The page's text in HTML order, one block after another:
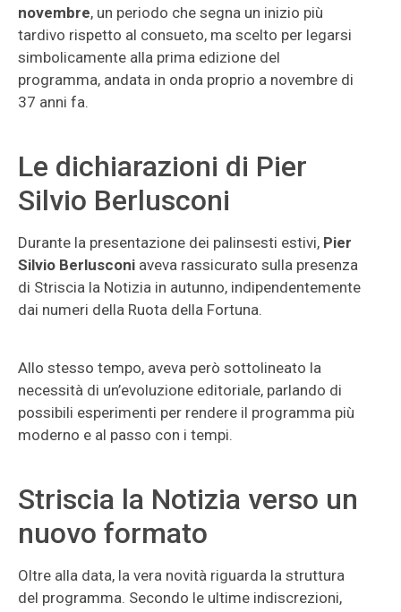
novembre, un periodo che segna un inizio più
tardivo rispetto al consueto, ma scelto per legarsi
simbolicamente alla prima edizione del
programma, andata in onda proprio a novembre di
37 anni fa.
Le dichiarazioni di Pier
Silvio Berlusconi
Durante la presentazione dei palinsesti estivi, Pier
Silvio Berlusconi aveva rassicurato sulla presenza
di Striscia la Notizia in autunno, indipendentemente
dai numeri della Ruota della Fortuna.
Allo stesso tempo, aveva però sottolineato la
necessità di un’evoluzione editoriale, parlando di
possibili esperimenti per rendere il programma più
moderno e al passo con i tempi.
Striscia la Notizia verso un
nuovo formato
Oltre alla data, la vera novità riguarda la struttura
del programma. Secondo le ultime indiscrezioni,